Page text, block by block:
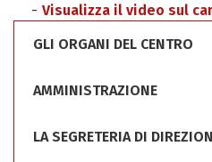
Visualizza il video sul
GLI ORGANI DEL CENTRO
AMMINISTRAZIONE
LA SEGRETERIA DI